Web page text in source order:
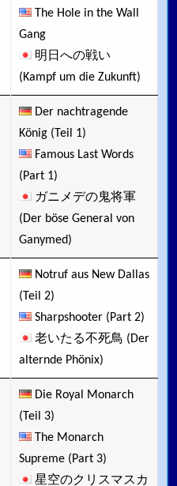
The Hole in the Wall
Gang
明日への戦い
(Kampf um die Zukunft)
Der nachtragende
König (Teil 1)
Famous Last Words
(Part 1)
ガニメデの鬼将軍
(Der böse General von
Ganymed)
Notruf aus New Dallas
(Teil 2)
Sharpshooter (Part 2)
老いたる不死鳥 (Der
alternde Phönix)
Die Royal Monarch
(Teil 3)
The Monarch
Supreme (Part 3)
星空のクリスマスカ